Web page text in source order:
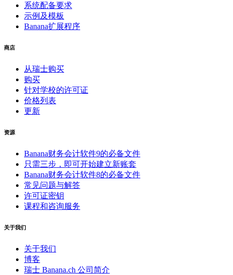
系统配备要求
示例及模板
Banana扩展程序
商店
从瑞士购买
购买
针对学校的许可证
价格列表
更新
资源
Banana财务会计软件9的必备文件
只需三步，即可开始建立新账套
Banana财务会计软件8的必备文件
常见问题与解答
许可证密钥
课程和咨询服务
关于我们
关于我们
博客
瑞士 Banana.ch 公司简介